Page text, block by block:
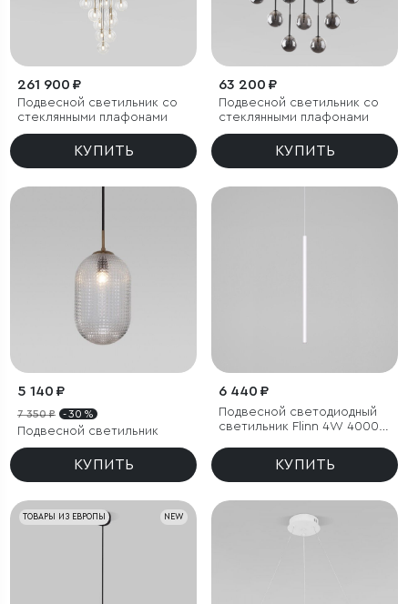
261 900 ₽
Подвесной светильник со
стеклянными плафонами
КУПИТЬ
63 200 ₽
Подвесной светильник со
стеклянными плафонами
КУПИТЬ
5 140 ₽
7 350 ₽ - 30 %
Подвесной светильник
КУПИТЬ
6 440 ₽
Подвесной светодиодный
светильник Flinn 4W 4000К
КУПИТЬ
NEW
ТОВАРЫ ИЗ ЕВРОПЫ